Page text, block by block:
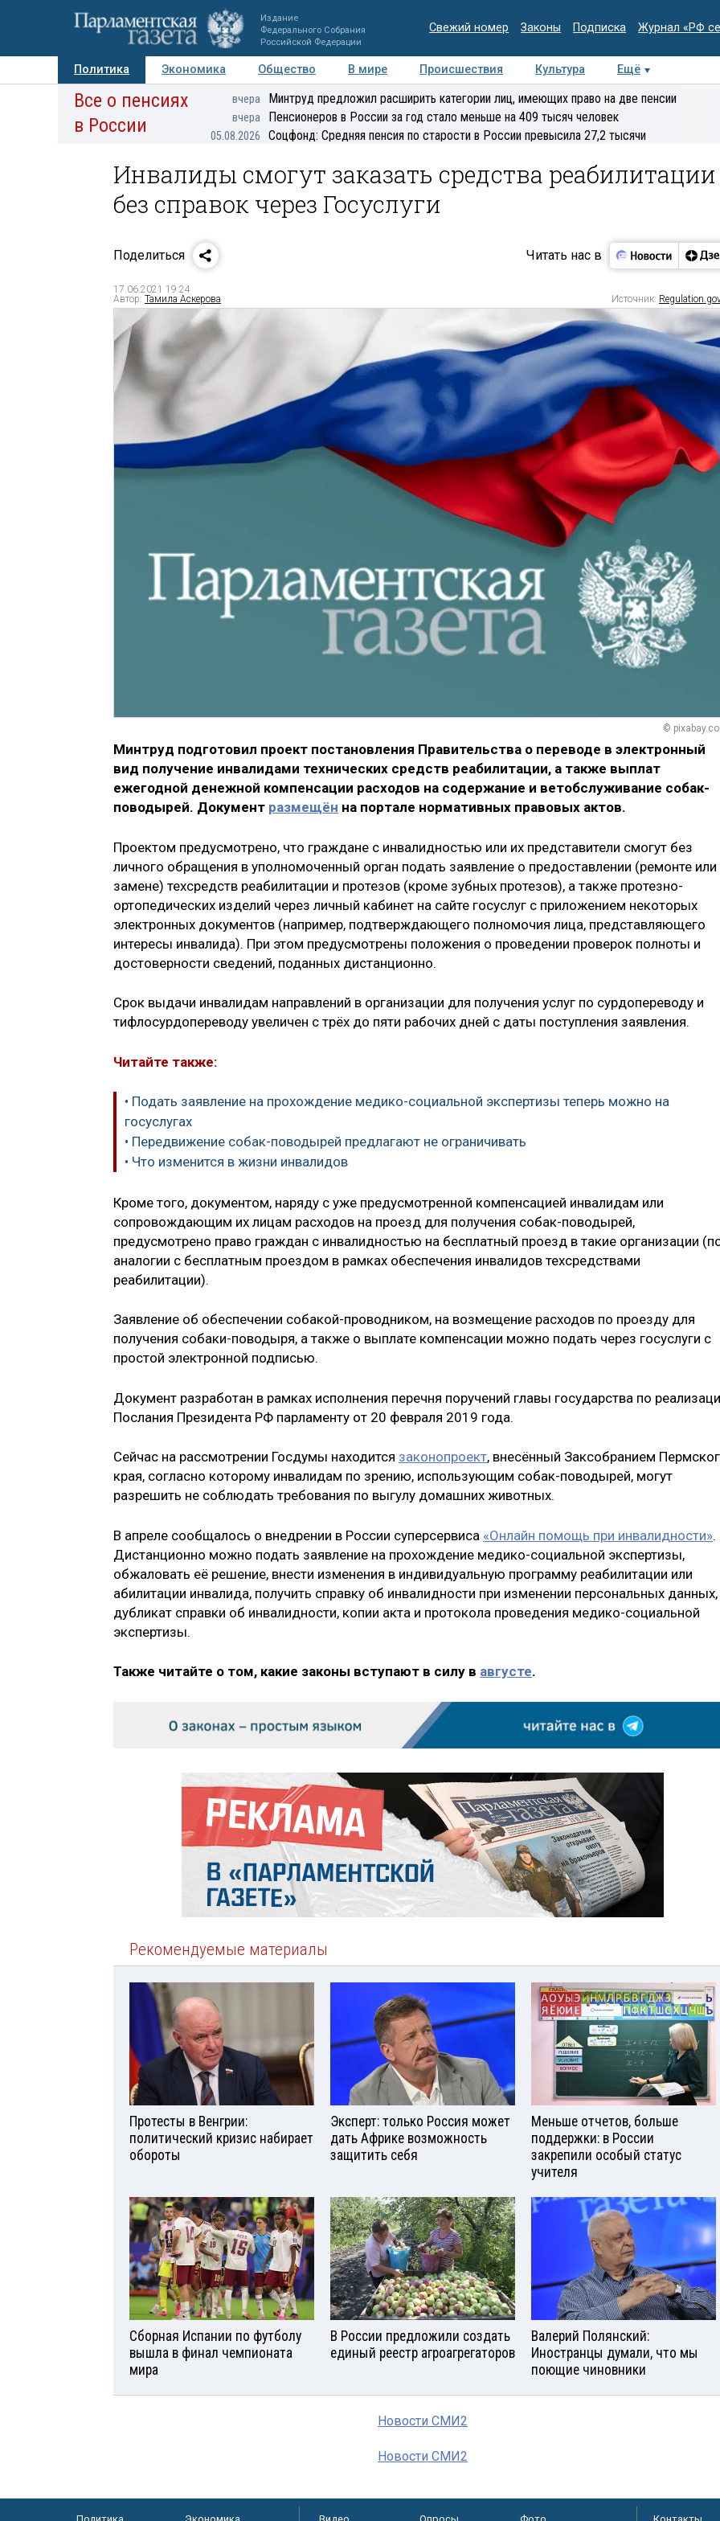
Издание
Федерального Собрания
Российской Федерации
Свежий номер Законы Подписка Журнал «РФ
Политика Экономика Общество В мире Происшествия Культура
Ещё
Авторы Персоны Мнения Регионы Медиацентр Интервью Колумнисты
Все о пенсиях
в России
вчера Минтруд предложил расширить категории лиц, имеющих право на две пенсии
вчера Пенсионеров в России за год стало меньше на 409 тысяч человек
05.08.2026 Соцфонд: Средняя пенсия по старости в России превысила 27,2 тысячи
Инвалиды смогут заказать средства реабилитации
без справок через Госуслуги
Поделиться Читать нас в
17.06.2021 19:24
Автор: Тамила Аскерова Источник:
©
Минтруд подготовил проект постановления Правительства о переводе в электронный
вид получение инвалидами технических средств реабилитации, а также выплат
ежегодной денежной компенсации расходов на содержание и ветобслуживание собак-
поводырей. Документ размещён на портале нормативных правовых актов.
Проектом предусмотрено, что граждане с инвалидностью или их представители смогут без
личного обращения в уполномоченный орган подать заявление о предоставлении (ремонте или
замене) техсредств реабилитации и протезов (кроме зубных протезов), а также протезно-
ортопедических изделий через личный кабинет на сайте госуслуг с приложением некоторых
электронных документов (например, подтверждающего полномочия лица, представляющего
интересы инвалида). При этом предусмотрены положения о проведении проверок полноты и
достоверности сведений, поданных дистанционно.
Срок выдачи инвалидам направлений в организации для получения услуг по сурдопереводу и
тифлосурдопереводу увеличен с трёх до пяти рабочих дней с даты поступления заявления.
Читайте также:
• Подать заявление на прохождение медико-социальной экспертизы теперь можно на
госуслугах
• Передвижение собак-поводырей предлагают не ограничивать
• Что изменится в жизни инвалидов
Кроме того, документом, наряду с уже предусмотренной компенсацией инвалидам или
сопровождающим их лицам расходов на проезд для получения собак-поводырей,
предусмотрено право граждан с инвалидностью на бесплатный проезд в такие организации
аналогии с бесплатным проездом в рамках обеспечения инвалидов техсредствами
реабилитации).
Заявление об обеспечении собакой-проводником, на возмещение расходов по проезду для
получения собаки-поводыря, а также о выплате компенсации можно подать через госуслуги с
простой электронной подписью.
Документ разработан в рамках исполнения перечня поручений главы государства по
Послания Президента РФ парламенту от 20 февраля 2019 года.
Сейчас на рассмотрении Госдумы находится законопроект, внесённый Заксобранием
края, согласно которому инвалидам по зрению, использующим собак-поводырей, могут
разрешить не соблюдать требования по выгулу домашних животных.
В апреле сообщалось о внедрении в России суперсервиса «Онлайн помощь при инвалидности».
Дистанционно можно подать заявление на прохождение медико-социальной экспертизы,
обжаловать её решение, внести изменения в индивидуальную программу реабилитации или
абилитации инвалида, получить справку об инвалидности при изменении персональных данных,
дубликат справки об инвалидности, копии акта и протокола проведения медико-социальной
экспертизы.
Также читайте о том, какие законы вступают в силу в августе.
Рекомендуемые материалы
Протесты в Венгрии:
политический кризис набирает
обороты
Эксперт: только Россия может
дать Африке возможность
защитить себя
Меньше отчетов, больше
поддержки: в России
закрепили особый статус
учителя
Сборная Испании по футболу
вышла в финал чемпионата
мира
В России предложили создать
единый реестр агроагрегаторов
Валерий Полянский:
Иностранцы думали, что мы
поющие чиновники
Новости СМИ2
Новости СМИ2